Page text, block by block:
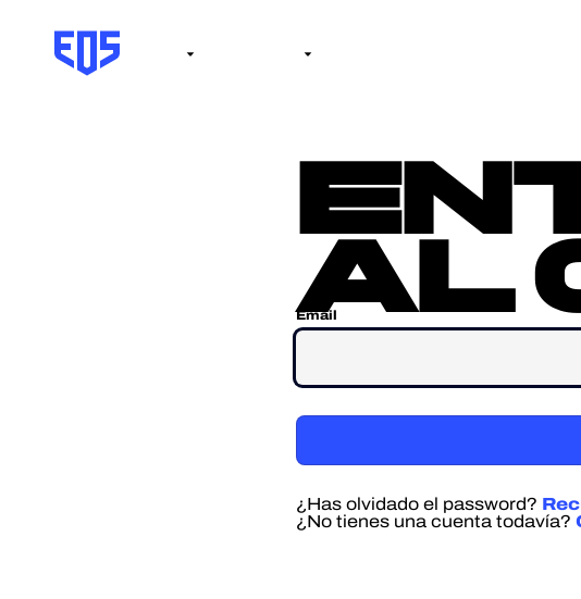
al
Email
¿Has olvidado el password?
¿No tienes una cuenta todavía?